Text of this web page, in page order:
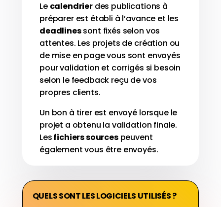
Le calendrierdes publications à
préparer est établi à l’avance et les
deadlinessont fixés selon vos
attentes. Les projets de création ou
de mise en page vous sont envoyés
pour validation et corrigés si besoin
selon le feedback reçu de vos
propres clients.
Un bon à tirer est envoyé lorsque le
projet a obtenu la validation finale.
Lesfichiers sourcespeuvent
également vous être envoyés.
QUELS SONT LES LOGICIELS UTILISÉS ?